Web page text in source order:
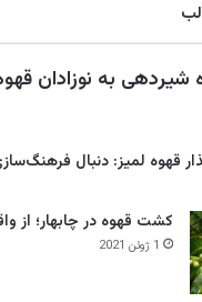
شیردهی به نوزادان
قهوه لمیز: دنبال
کشت قهوه در چابهار؛ از
1 ژوئن 2021